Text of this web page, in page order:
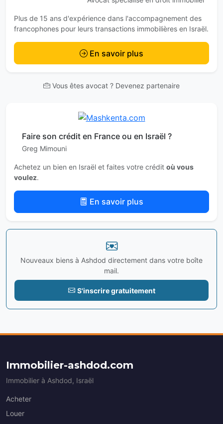
Plus de 15 ans d'expérience dans l'accompagnement des
francophones pour leurs transactions immobilières en Israël.
En savoir plus
Vous êtes avocat ? Devenez partenaire
Faire son crédit en France ou en Israël ?
Greg Mimouni
Achetez un bien en Israël et faites votre crédit où vous
voulez.
En savoir plus
Nouveaux biens à Ashdod directement dans votre boîte
mail.
S'inscrire gratuitement
Immobilier-ashdod.com
Immobilier à Ashdod, Israël
Acheter
Louer